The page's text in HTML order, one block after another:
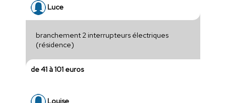
Luce
branchement 2 interrupteurs électriques
(résidence)
de 41 à 101 euros
Louise